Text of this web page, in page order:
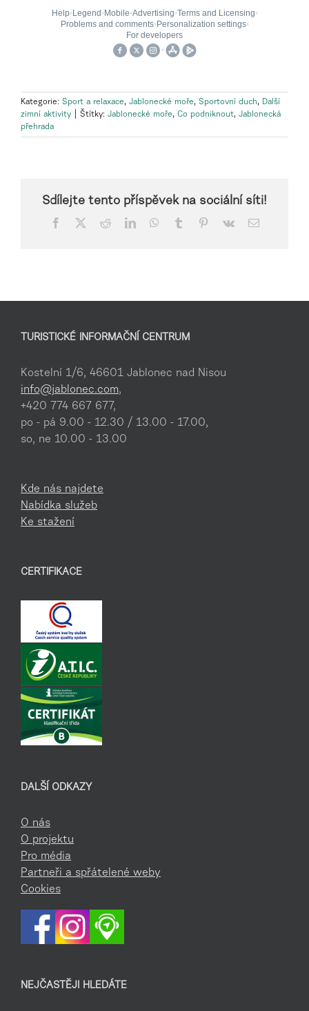
Kategorie: Sport a relaxace, Jablonecké moře, Sportovní duch, Další
zimní aktivity
Štítky: Jablonecké moře, Co podniknout, Jablonecká
přehrada
Sdílejte tento příspěvek na sociální síti!
Facebook RedditLinkedInWhatsApp
Tumblr Pinterest
Vk
E-
TURISTICKÉ INFORMAČNÍ CENTRUM
Kostelní 1/6, 46601 Jablonec nad Nisou
info@jablonec.com,
+420 774 667 677,
po - pá 9.00 - 12.30 / 13.00 - 17.00,
so, ne 10.00 - 13.00
Kde nás najdete
Nabídka služeb
Ke stažení
CERTIFIKACE
DALŠÍ ODKAZY
O nás
O projektu
Pro média
Partneři a spřátelené weby
Cookies
NEJČASTĚJI HLEDÁTE